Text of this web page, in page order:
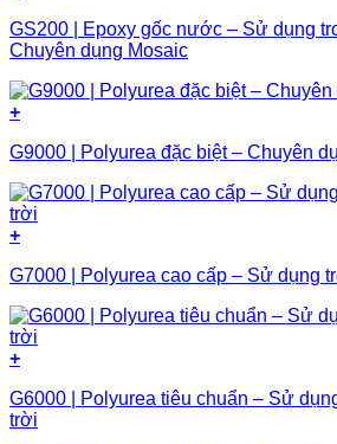
GS200 | Epoxy gốc nước – Sử dụng
Chuyên dụng Mosaic
+
G9000 | Polyurea đặc biệt – Chuyên
+
G7000 | Polyurea cao cấp – Sử dụng
+
G6000 | Polyurea tiêu chuẩn – Sử
trời